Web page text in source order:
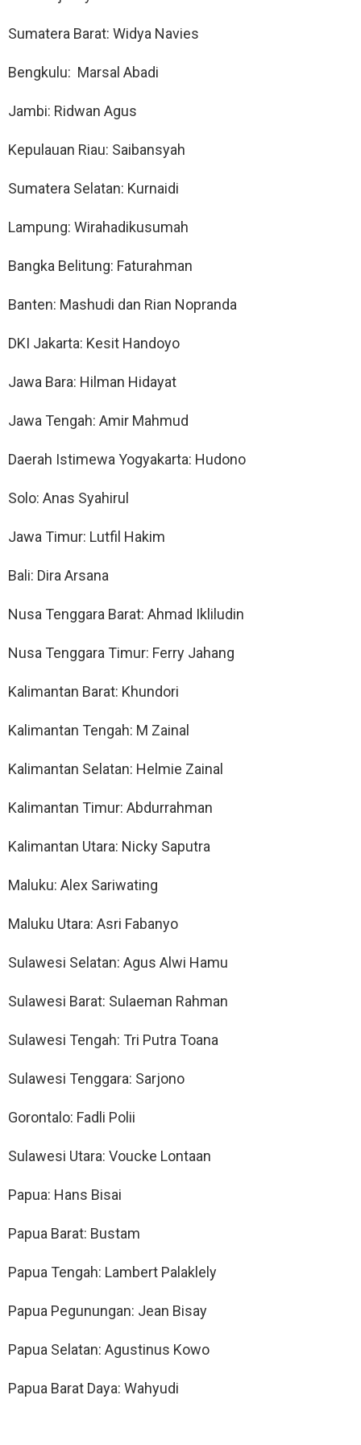
Sumatera Barat: Widya Navies
Bengkulu: Marsal Abadi
Jambi: Ridwan Agus
Kepulauan Riau: Saibansyah
Sumatera Selatan: Kurnaidi
Lampung: Wirahadikusumah
Bangka Belitung: Faturahman
Banten: Mashudi dan Rian Nopranda
DKI Jakarta: Kesit Handoyo
Jawa Bara: Hilman Hidayat
Jawa Tengah: Amir Mahmud
Daerah Istimewa Yogyakarta: Hudono
Solo: Anas Syahirul
Jawa Timur: Lutfil Hakim
Bali: Dira Arsana
Nusa Tenggara Barat: Ahmad Ikliludin
Nusa Tenggara Timur: Ferry Jahang
Kalimantan Barat: Khundori
Kalimantan Tengah: M Zainal
Kalimantan Selatan: Helmie Zainal
Kalimantan Timur: Abdurrahman
Kalimantan Utara: Nicky Saputra
Maluku: Alex Sariwating
Maluku Utara: Asri Fabanyo
Sulawesi Selatan: Agus Alwi Hamu
Sulawesi Barat: Sulaeman Rahman
Sulawesi Tengah: Tri Putra Toana
Sulawesi Tenggara: Sarjono
Gorontalo: Fadli Polii
Sulawesi Utara: Voucke Lontaan
Papua: Hans Bisai
Papua Barat: Bustam
Papua Tengah: Lambert Palaklely
Papua Pegunungan: Jean Bisay
Papua Selatan: Agustinus Kowo
Papua Barat Daya: Wahyudi